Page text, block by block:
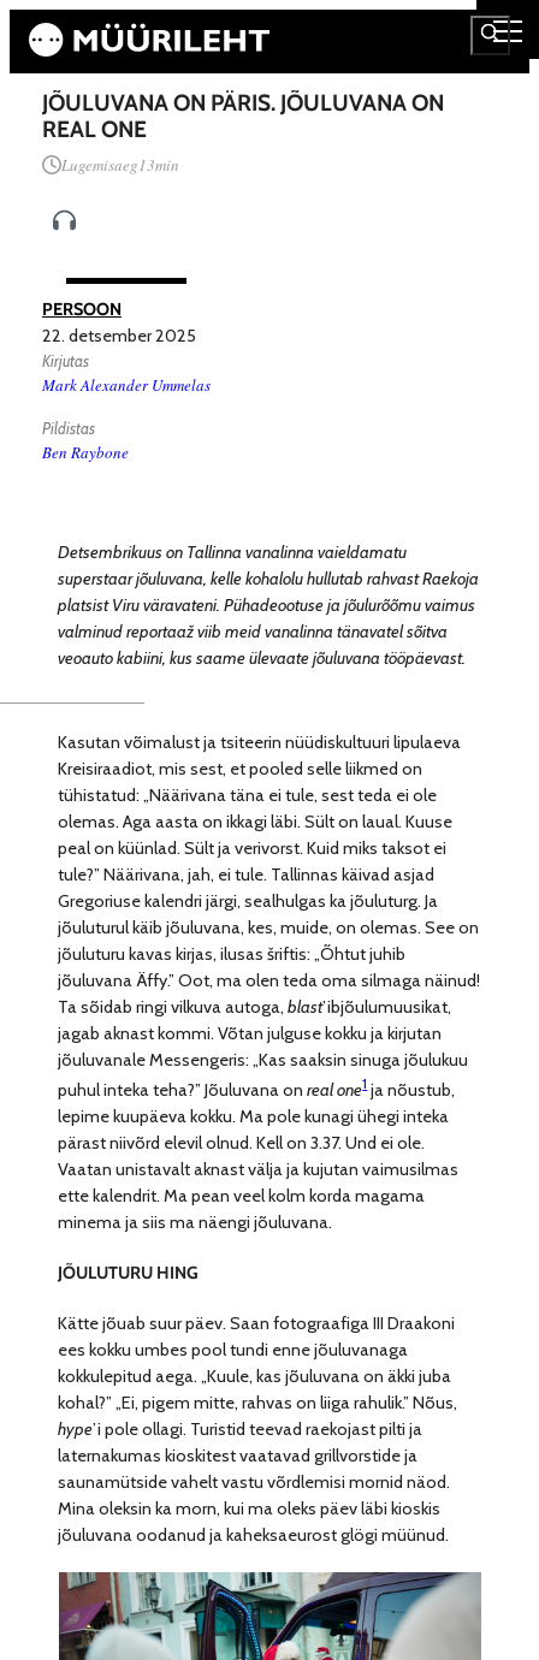
JÕULUVANA ON PÄRIS. JÕULUVANA ON
REAL ONE
Lugemisaeg13min
PERSOON
22. detsember 2025
Kirjutas
Mark Alexander Ummelas
Pildistas
Ben Raybone
Detsembrikuus on Tallinna vanalinna vaieldamatu
superstaar jõuluvana, kelle kohalolu hullutab rahvast Raekoja
platsist Viru väravateni. Pühadeootuse ja jõulurõõmu vaimus
valminud reportaaž viib meid vanalinna tänavatel sõitva
veoauto kabiini, kus saame ülevaate jõuluvana tööpäevast.
Kasutan võimalust ja tsiteerin nüüdiskultuuri lipulaeva
Kreisiraadiot, mis sest, et pooled selle liikmed on
tühistatud: „Näärivana täna ei tule, sest teda ei ole
olemas. Aga aasta on ikkagi läbi. Sült on laual. Kuuse
peal on küünlad. Sült ja verivorst. Kuid miks taksot ei
tule?” Näärivana, jah, ei tule. Tallinnas käivad asjad
Gregoriuse kalendri järgi, sealhulgas ka jõuluturg. Ja
jõuluturul käib jõuluvana, kes, muide, on olemas. See on
jõuluturu kavas kirjas, ilusas šriftis: „Õhtut juhib
jõuluvana Äffy.” Oot, ma olen teda oma silmaga näinud!
Ta sõidab ringi vilkuva autoga,blast’ibjõulumuusikat,
jagab aknast kommi. Võtan julguse kokku ja kirjutan
jõuluvanale Messengeris: „Kas saaksin sinuga jõulukuu
puhul inteka teha?” Jõuluvana onreal one1ja nõustub,
lepime kuupäeva kokku. Ma pole kunagi ühegi inteka
pärast niivõrd elevil olnud. Kell on 3.37. Und ei ole.
Vaatan unistavalt aknast välja ja kujutan vaimusilmas
ette kalendrit. Ma pean veel kolm korda magama
minema ja siis ma näengi jõuluvana.
JÕULUTURU HING
Kätte jõuab suur päev. Saan fotograafiga III Draakoni
ees kokku umbes pool tundi enne jõuluvanaga
kokkulepitud aega. „Kuule, kas jõuluvana on äkki juba
kohal?” „Ei, pigem mitte, rahvas on liiga rahulik.” Nõus,
hype’i pole ollagi. Turistid teevad raekojast pilti ja
laternakumas kioskitest vaatavad grillvorstide ja
saunamütside vahelt vastu võrdlemisi mornid näod.
Mina oleksin ka morn, kui ma oleks päev läbi kioskis
jõuluvana oodanud ja kaheksaeurost glögi müünud.